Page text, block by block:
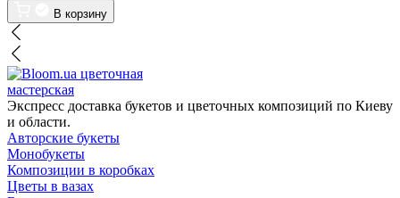
В корзину
цветочная
мастерская
Экспресс доставка букетов и цветочных композиций по Киеву
и области.
Авторские букеты
Монобукеты
Композиции в коробках
Цветы в вазах